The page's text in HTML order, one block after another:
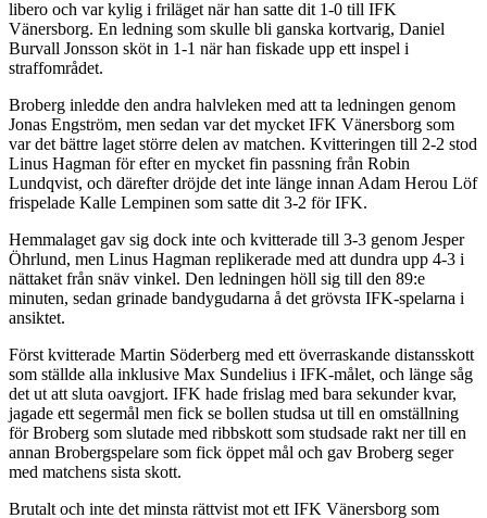
libero och var kylig i friläget när han satte dit 1-0 till IFK
Vänersborg. En ledning som skulle bli ganska kortvarig, Daniel
Burvall Jonsson sköt in 1-1 när han fiskade upp ett inspel i
straffområdet.
Broberg inledde den andra halvleken med att ta ledningen genom
Jonas Engström, men sedan var det mycket IFK Vänersborg som
var det bättre laget större delen av matchen. Kvitteringen till 2-2 stod
Linus Hagman för efter en mycket fin passning från Robin
Lundqvist, och därefter dröjde det inte länge innan Adam Herou Löf
frispelade Kalle Lempinen som satte dit 3-2 för IFK.
Hemmalaget gav sig dock inte och kvitterade till 3-3 genom Jesper
Öhrlund, men Linus Hagman replikerade med att dundra upp 4-3 i
nättaket från snäv vinkel. Den ledningen höll sig till den 89:e
minuten, sedan grinade bandygudarna å det grövsta IFK-spelarna i
ansiktet.
Först kvitterade Martin Söderberg med ett överraskande distansskott
som ställde alla inklusive Max Sundelius i IFK-målet, och länge såg
det ut att sluta oavgjort. IFK hade frislag med bara sekunder kvar,
jagade ett segermål men fick se bollen studsa ut till en omställning
för Broberg som slutade med ribbskott som studsade rakt ner till en
annan Brobergspelare som fick öppet mål och gav Broberg seger
med matchens sista skott.
Brutalt och inte det minsta rättvist mot ett IFK Vänersborg som